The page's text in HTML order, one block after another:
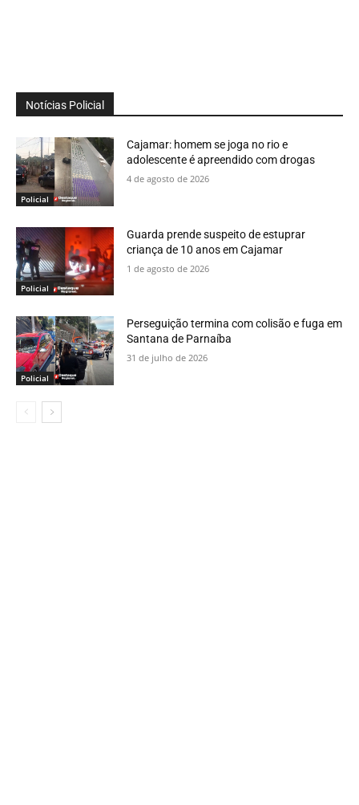
Notícias Policial
Policial
Cajamar: homem se joga no rio e
adolescente é apreendido com drogas
4 de agosto de 2026
Policial
Guarda prende suspeito de estuprar
criança de 10 anos em Cajamar
1 de agosto de 2026
Policial
Perseguição termina com colisão e fuga em
Santana de Parnaíba
31 de julho de 2026